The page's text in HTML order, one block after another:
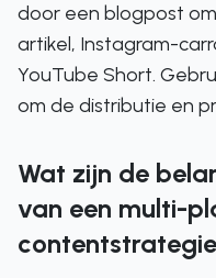
door een blogpost
artikel, Instagram-
YouTube Short.
om de distributie en
Wat zijn de
van een multi-